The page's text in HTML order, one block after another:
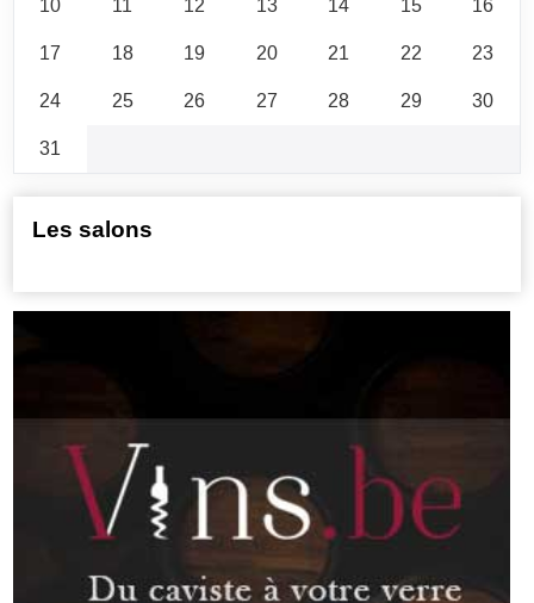
10
11 12 13 14 15
16
17
18 19 20 21 22
23
24
25 26 27 28 29
30
31
Les salons